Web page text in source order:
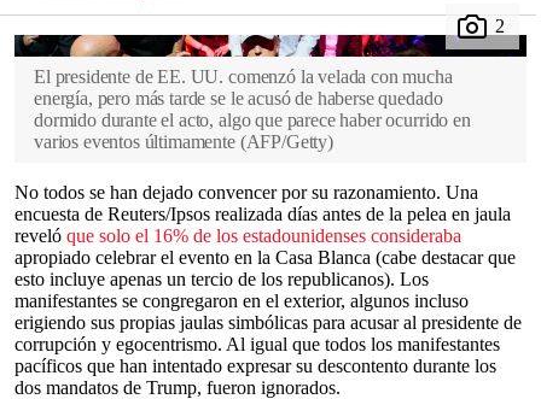
El presidente de EE. UU. comenzó la velada con mucha
energía, pero más tarde se le acusó de haberse quedado
dormido durante el acto, algo que parece haber ocurrido en
varios eventos últimamente (AFP/Getty)
No todos se han dejado convencer por su razonamiento. Una
encuesta de Reuters/Ipsos realizada días antes de la pelea en jaula
reveló que solo el 16% de los estadounidenses consideraba
apropiado celebrar el evento en la Casa Blanca (cabe destacar que
esto incluye apenas un tercio de los republicanos). Los
manifestantes se congregaron en el exterior, algunos incluso
erigiendo sus propias jaulas simbólicas para acusar al presidente de
corrupción y egocentrismo. Al igual que todos los manifestantes
pacíficos que han intentado expresar su descontento durante los
dos mandatos de Trump, fueron ignorados.